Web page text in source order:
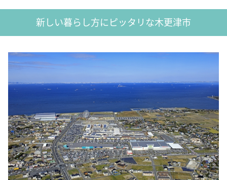
新しい暮らし方にピッタリな木更津市